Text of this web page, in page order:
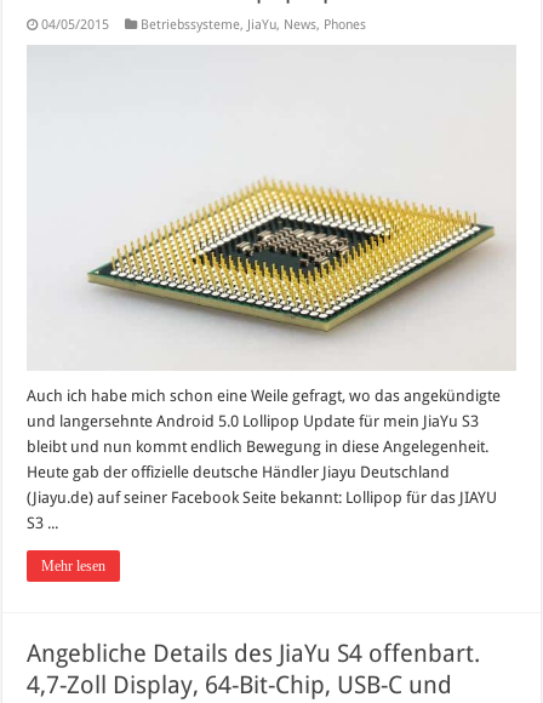
04/05/2015 Betriebssysteme, JiaYu, News, Phones
Auch ich habe mich schon eine Weile gefragt, wo das angekündigte
und langersehnte Android 5.0 Lollipop Update für mein JiaYu S3
bleibt und nun kommt endlich Bewegung in diese Angelegenheit.
Heute gab der offizielle deutsche Händler Jiayu Deutschland
(Jiayu.de) auf seiner Facebook Seite bekannt: Lollipop für das JIAYU
S3 ...
Mehr lesen
Angebliche Details des JiaYu S4 offenbart.
4,7-Zoll Display, 64-Bit-Chip, USB-C und